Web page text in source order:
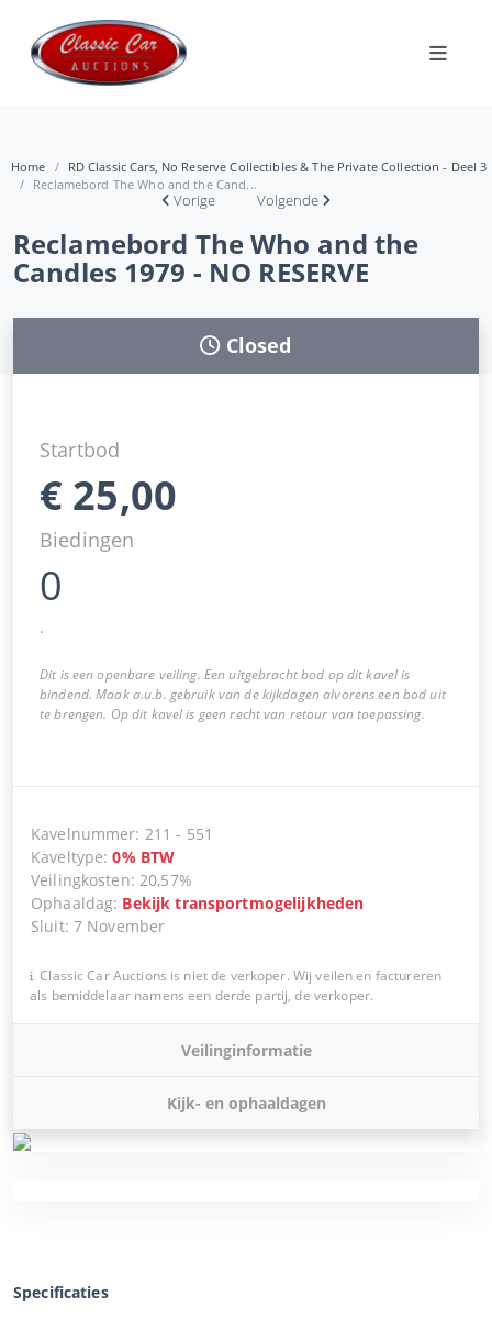
Home
RD Classic Cars, No Reserve Collectibles & The Private Collection - Deel 3
Reclamebord The Who and the Cand...
Vorige Volgende
Reclamebord The Who and the
Candles 1979 - NO RESERVE
Closed
Startbod
€ 25,00
Biedingen
0
.
Dit is een openbare veiling. Een uitgebracht bod op dit kavel is
bindend. Maak a.u.b. gebruik van de kijkdagen alvorens een bod uit
te brengen. Op dit kavel is geen recht van retour van toepassing.
Kavelnummer: 211 - 551
Kaveltype:0% BTW
Veilingkosten:20,57%
Ophaaldag: Bekijk transportmogelijkheden
Sluit: 7 November
Classic Car Auctions is niet de verkoper. Wij veilen en factureren
als bemiddelaar namens een derde partij, de verkoper.
Veilinginformatie
Kijk- en ophaaldagen
Specificaties